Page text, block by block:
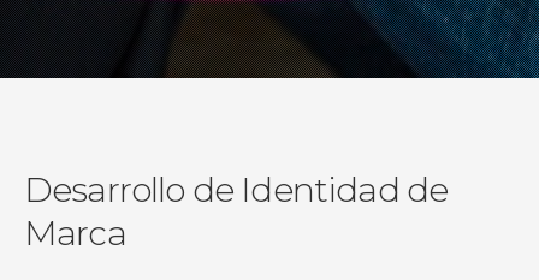
Desarrollo de Identidad de
Marca